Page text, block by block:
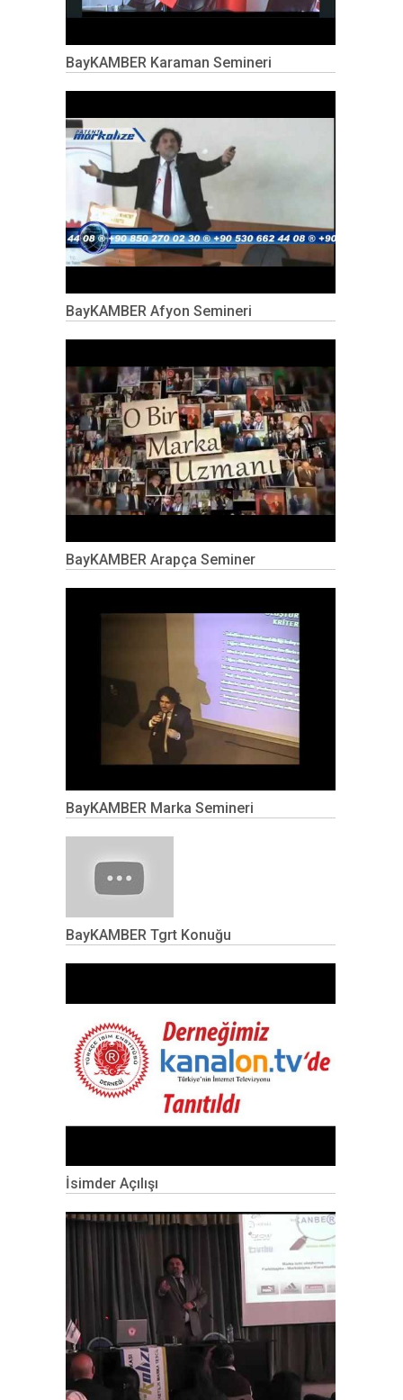
BayKAMBER Karaman Semineri
BayKAMBER Afyon Semineri
BayKAMBER Arapça Seminer
BayKAMBER Marka Semineri
BayKAMBER Tgrt Konuğu
İsimder Açılışı